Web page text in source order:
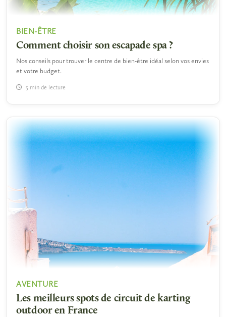
BIEN-ÊTRE
Comment choisir son escapade spa ?
Nos conseils pour trouver le centre de bien-être idéal selon vos envies
et votre budget.
5 min de lecture
AVENTURE
Les meilleurs spots de circuit de karting
outdoor en France